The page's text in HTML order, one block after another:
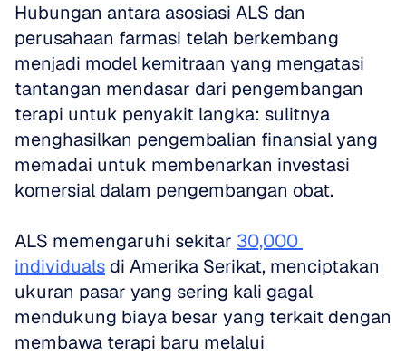
Hubungan antara asosiasi ALS dan
perusahaan farmasi telah berkembang
menjadi model kemitraan yang mengatasi
tantangan mendasar dari pengembangan
terapi untuk penyakit langka: sulitnya
menghasilkan pengembalian finansial yang
memadai untuk membenarkan investasi
komersial dalam pengembangan obat.
ALS memengaruhi sekitar 30,000
individuals di Amerika Serikat, menciptakan
ukuran pasar yang sering kali gagal
mendukung biaya besar yang terkait dengan
membawa terapi baru melalui